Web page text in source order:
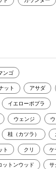
ンゴ
ット アサダ
イエローポプラ
ウェンジ
桂（カツラ）
ト クリ ケ
ットンウッド サ